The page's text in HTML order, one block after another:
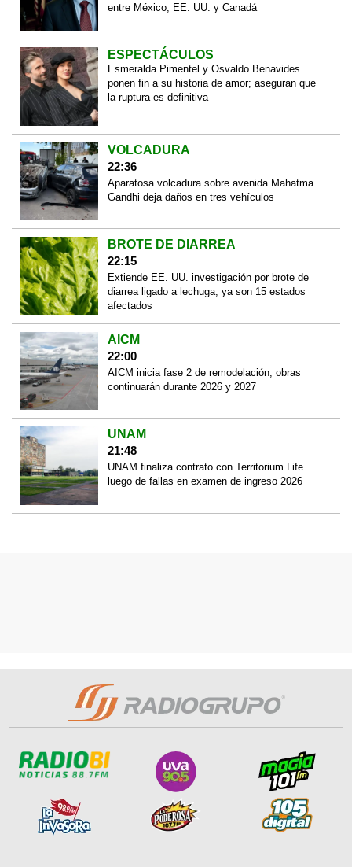
entre México, EE. UU. y Canadá
ESPECTÁCULOS
Esmeralda Pimentel y Osvaldo Benavides
ponen fin a su historia de amor; aseguran que
la ruptura es definitiva
VOLCADURA
22:36
Aparatosa volcadura sobre avenida Mahatma
Gandhi deja daños en tres vehículos
BROTE DE DIARREA
22:15
Extiende EE. UU. investigación por brote de
diarrea ligado a lechuga; ya son 15 estados
afectados
AICM
22:00
AICM inicia fase 2 de remodelación; obras
continuarán durante 2026 y 2027
UNAM
21:48
UNAM finaliza contrato con Territorium Life
luego de fallas en examen de ingreso 2026